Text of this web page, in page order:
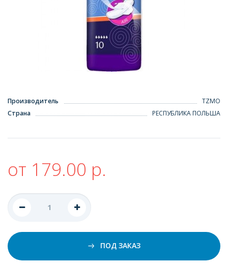
Производитель
TZMO
Страна
РЕСПУБЛИКА ПОЛЬША
от 179.00 р.
ПОД ЗАКАЗ